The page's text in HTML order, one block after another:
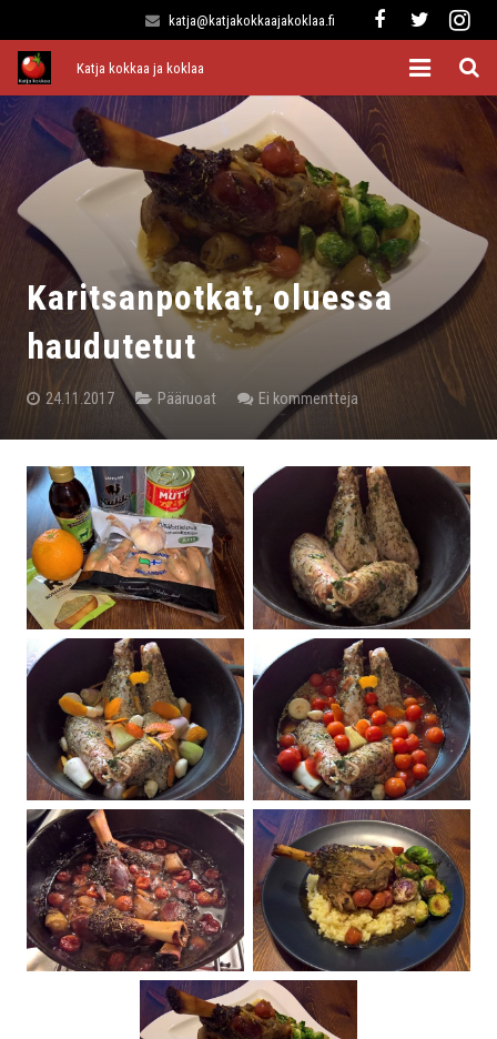
katja@katjakokkaajakoklaa.fi
Katja kokkaa ja koklaa
Etusivu
Alkuruoat
Pääruoat
Lisukkeet
Jälkiruoat
Kaikki reseptit
Karitsanpotkat, oluessa
haudutetut
24.11.2017 Pääruoat Ei kommentteja